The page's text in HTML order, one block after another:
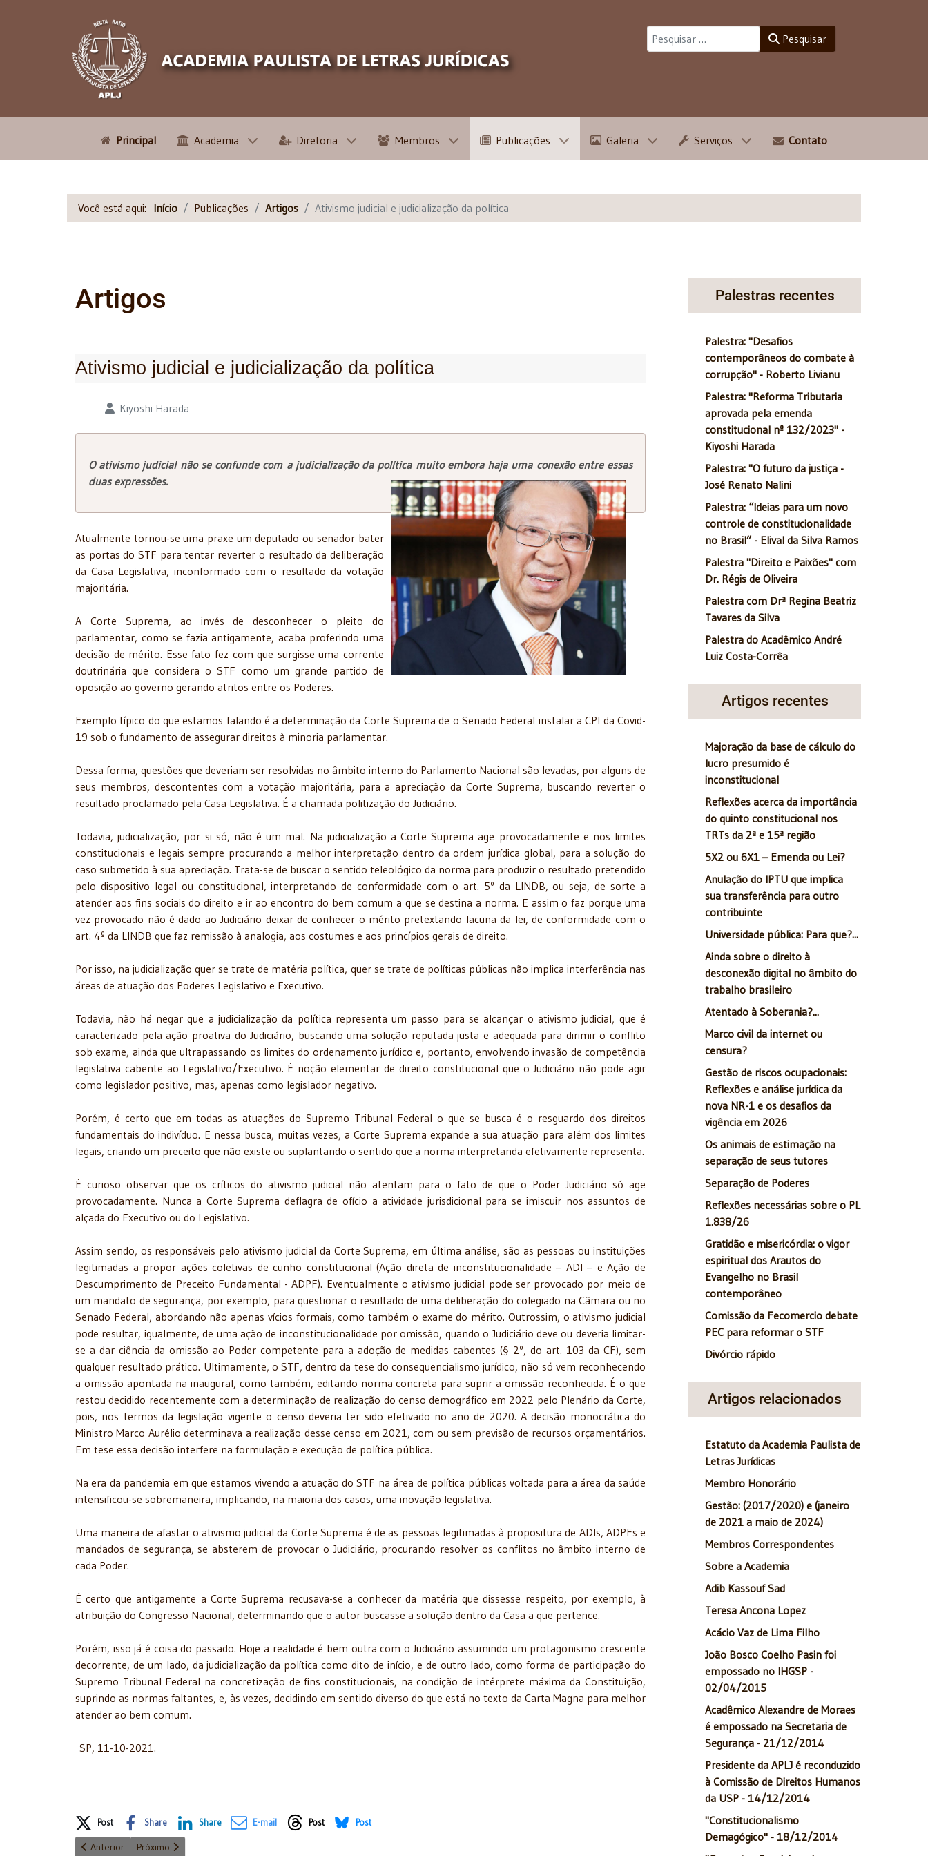
Pesquisar
Principal Academia Diretoria Membros Publicações Galeria Serviços Contato
Você está aqui: Início Publicações Artigos Ativismo judicial e judicialização da política
Artigos
Ativismo judicial e judicialização da política
Detalhes Kiyoshi Harada
O ativismo judicial não se confunde com a judicialização da política muito embora haja uma conexão entre essas
duas expressões.
Atualmente tornou-se uma praxe um deputado ou senador bater
as portas do STF para tentar reverter o resultado da deliberação
da Casa Legislativa, inconformado com o resultado da votação
majoritária.
A Corte Suprema, ao invés de desconhecer o pleito do
parlamentar, como se fazia antigamente, acaba proferindo uma
decisão de mérito. Esse fato fez com que surgisse uma corrente
doutrinária que considera o STF como um grande partido de
oposição ao governo gerando atritos entre os Poderes.
Exemplo típico do que estamos falando é a determinação da Corte Suprema de o Senado Federal instalar a CPI da Covid-
19 sob o fundamento de assegurar direitos à minoria parlamentar.
Dessa forma, questões que deveriam ser resolvidas no âmbito interno do Parlamento Nacional são levadas, por alguns de
seus membros, descontentes com a votação majoritária, para a apreciação da Corte Suprema, buscando reverter o
resultado proclamado pela Casa Legislativa. É a chamada politização do Judiciário.
Todavia, judicialização, por si só, não é um mal. Na judicialização a Corte Suprema age provocadamente e nos limites
constitucionais e legais sempre procurando a melhor interpretação dentro da ordem jurídica global, para a solução do
caso submetido à sua apreciação. Trata-se de buscar o sentido teleológico da norma para produzir o resultado pretendido
pelo dispositivo legal ou constitucional, interpretando de conformidade com o art. 5º da LINDB, ou seja, de sorte a
atender aos fins sociais do direito e ir ao encontro do bem comum a que se destina a norma. E assim o faz porque uma
vez provocado não é dado ao Judiciário deixar de conhecer o mérito pretextando lacuna da lei, de conformidade com o
art. 4º da LINDB que faz remissão à analogia, aos costumes e aos princípios gerais de direito.
Por isso, na judicialização quer se trate de matéria política, quer se trate de políticas públicas não implica interferência nas
áreas de atuação dos Poderes Legislativo e Executivo.
Todavia, não há negar que a judicialização da política representa um passo para se alcançar o ativismo judicial, que é
caracterizado pela ação proativa do Judiciário, buscando uma solução reputada justa e adequada para dirimir o conflito
sob exame, ainda que ultrapassando os limites do ordenamento jurídico e, portanto, envolvendo invasão de competência
legislativa cabente ao Legislativo/Executivo. É noção elementar de direito constitucional que o Judiciário não pode agir
como legislador positivo, mas, apenas como legislador negativo.
Porém, é certo que em todas as atuações do Supremo Tribunal Federal o que se busca é o resguardo dos direitos
fundamentais do indivíduo. E nessa busca, muitas vezes, a Corte Suprema expande a sua atuação para além dos limites
legais, criando um preceito que não existe ou suplantando o sentido que a norma interpretanda efetivamente representa.
É curioso observar que os críticos do ativismo judicial não atentam para o fato de que o Poder Judiciário só age
provocadamente. Nunca a Corte Suprema deflagra de ofício a atividade jurisdicional para se imiscuir nos assuntos de
alçada do Executivo ou do Legislativo.
Assim sendo, os responsáveis pelo ativismo judicial da Corte Suprema, em última análise, são as pessoas ou instituições
legitimadas a propor ações coletivas de cunho constitucional (Ação direta de inconstitucionalidade – ADI – e Ação de
Descumprimento de Preceito Fundamental - ADPF). Eventualmente o ativismo judicial pode ser provocado por meio de
um mandato de segurança, por exemplo, para questionar o resultado de uma deliberação do colegiado na Câmara ou no
Senado Federal, abordando não apenas vícios formais, como também o exame do mérito. Outrossim, o ativismo judicial
pode resultar, igualmente, de uma ação de inconstitucionalidade por omissão, quando o Judiciário deve ou deveria limitar-
se a dar ciência da omissão ao Poder competente para a adoção de medidas cabentes (§ 2º, do art. 103 da CF), sem
qualquer resultado prático. Ultimamente, o STF, dentro da tese do consequencialismo jurídico, não só vem reconhecendo
a omissão apontada na inaugural, como também, editando norma concreta para suprir a omissão reconhecida. É o que
restou decidido recentemente com a determinação de realização do censo demográfico em 2022 pelo Plenário da Corte,
pois, nos termos da legislação vigente o censo deveria ter sido efetivado no ano de 2020. A decisão monocrática do
Ministro Marco Aurélio determinava a realização desse censo em 2021, com ou sem previsão de recursos orçamentários.
Em tese essa decisão interfere na formulação e execução de política pública.
Na era da pandemia em que estamos vivendo a atuação do STF na área de política públicas voltada para a área da saúde
intensificou-se sobremaneira, implicando, na maioria dos casos, uma inovação legislativa.
Uma maneira de afastar o ativismo judicial da Corte Suprema é de as pessoas legitimadas à propositura de ADIs, ADPFs e
mandados de segurança, se absterem de provocar o Judiciário, procurando resolver os conflitos no âmbito interno de
cada Poder.
É certo que antigamente a Corte Suprema recusava-se a conhecer da matéria que dissesse respeito, por exemplo, à
atribuição do Congresso Nacional, determinando que o autor buscasse a solução dentro da Casa a que pertence.
Porém, isso já é coisa do passado. Hoje a realidade é bem outra com o Judiciário assumindo um protagonismo crescente
decorrente, de um lado, da judicialização da política como dito de início, e de outro lado, como forma de participação do
Supremo Tribunal Federal na concretização de fins constitucionais, na condição de intérprete máxima da Constituição,
suprindo as normas faltantes, e, às vezes, decidindo em sentido diverso do que está no texto da Carta Magna para melhor
atender ao bem comum.
SP, 11-10-2021.
Share on Social Media
Post Share Share E-mail Post Post
Artigo anterior: Remessa de petróleo e seus derivados e de energia elétrica para fora do Estado
Anterior Próximo artigo: Reforma administrativa. Um grande retrocesso*
Próximo
Palestras recentes
Palestra: "Desafios
contemporâneos do combate à
corrupção" - Roberto Livianu
Palestra: "Reforma Tributaria
aprovada pela emenda
constitucional nº 132/2023" -
Kiyoshi Harada
Palestra: "O futuro da justiça -
José Renato Nalini
Palestra: “Ideias para um novo
controle de constitucionalidade
no Brasil” - Elival da Silva Ramos
Palestra "Direito e Paixões" com
Dr. Régis de Oliveira
Palestra com Drª Regina Beatriz
Tavares da Silva
Palestra do Acadêmico André
Luiz Costa-Corrêa
Artigos recentes
Majoração da base de cálculo do
lucro presumido é
inconstitucional
Reflexões acerca da importância
do quinto constitucional nos
TRTs da 2ª e 15ª região
5X2 ou 6X1 – Emenda ou Lei?
Anulação do IPTU que implica
sua transferência para outro
contribuinte
Universidade pública: Para que?...
Ainda sobre o direito à
desconexão digital no âmbito do
trabalho brasileiro
Atentado à Soberania?...
Marco civil da internet ou
censura?
Gestão de riscos ocupacionais:
Reflexões e análise jurídica da
nova NR-1 e os desafios da
vigência em 2026
Os animais de estimação na
separação de seus tutores
Separação de Poderes
Reflexões necessárias sobre o PL
1.838/26
Gratidão e misericórdia: o vigor
espiritual dos Arautos do
Evangelho no Brasil
contemporâneo
Comissão da Fecomercio debate
PEC para reformar o STF
Divórcio rápido
Artigos relacionados
Estatuto da Academia Paulista de
Letras Jurídicas
Membro Honorário
Gestão: (2017/2020) e (janeiro
de 2021 a maio de 2024)
Membros Correspondentes
Sobre a Academia
Adib Kassouf Sad
Teresa Ancona Lopez
Acácio Vaz de Lima Filho
João Bosco Coelho Pasin foi
empossado no IHGSP -
02/04/2015
Acadêmico Alexandre de Moraes
é empossado na Secretaria de
Segurança - 21/12/2014
Presidente da APLJ é reconduzido
à Comissão de Direitos Humanos
da USP - 14/12/2014
"Constitucionalismo
Demagógico" - 18/12/2014